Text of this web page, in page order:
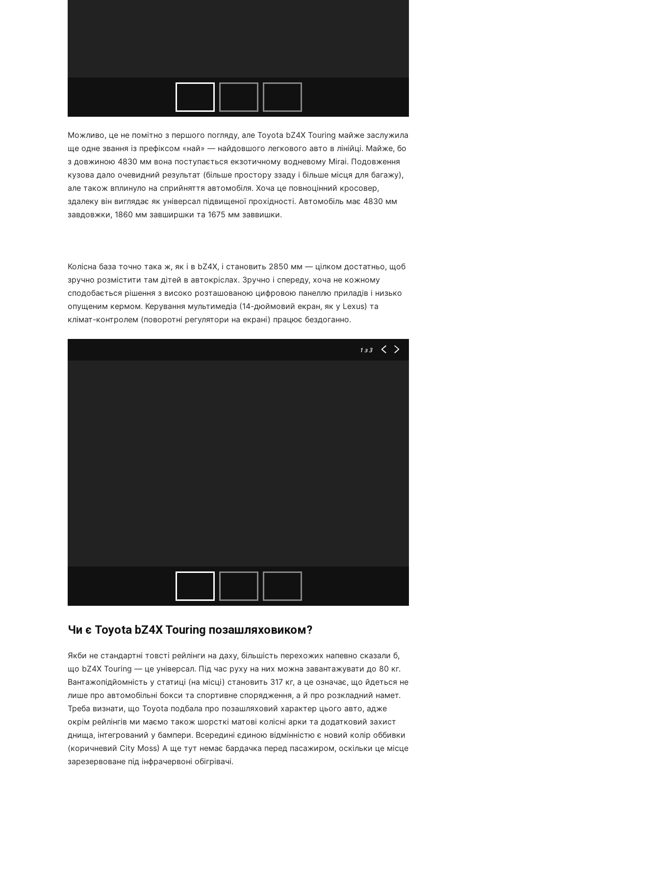
Можливо, це не помітно з першого погляду, але Toyota bZ4X Touring майже заслужила
ще одне звання із префіксом «най» — найдовшого легкового авто в лінійці. Майже, бо
з довжиною 4830 мм вона поступається екзотичному водневому Mirai. Подовження
кузова дало очевидний результат (більше простору ззаду і більше місця для багажу),
але також вплинуло на сприйняття автомобіля. Хоча це повноцінний кросовер,
здалеку він виглядає як універсал підвищеної прохідності. Автомобіль має 4830 мм
завдовжки, 1860 мм завширшки та 1675 мм заввишки.
Колісна база точно така ж, як і в bZ4X, і становить 2850 мм — цілком достатньо, щоб
зручно розмістити там дітей в автокріслах. Зручно і спереду, хоча не кожному
сподобається рішення з високо розташованою цифровою панеллю приладів і низько
опущеним кермом. Керування мультимедіа (14-дюймовий екран, як у Lexus) та
клімат-контролем (поворотні регулятори на екрані) працює бездоганно.
1з 3
Чи є Toyota bZ4X Touring позашляховиком?
Якби не стандартні товсті рейлінги на даху, більшість перехожих напевно сказали б,
що bZ4X Touring — це універсал. Під час руху на них можна завантажувати до 80 кг.
Вантажопідйомність у статиці (на місці) становить 317 кг, а це означає, що йдеться не
лише про автомобільні бокси та спортивне спорядження, а й про розкладний намет.
Треба визнати, що Toyota подбала про позашляховий характер цього авто, адже
окрім рейлінгів ми маємо також шорсткі матові колісні арки та додатковий захист
днища, інтегрований у бампери. Всередині єдиною відмінністю є новий колір оббивки
(коричневий City Moss) А ще тут немає бардачка перед пасажиром, оскільки це місце
зарезервоване під інфрачервоні обігрівачі.